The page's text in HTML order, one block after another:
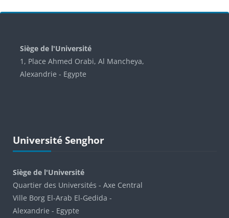
Siège de l'Université
1, Place Ahmed Orabi, Al Mancheya,
Alexandrie - Egypte
Université Senghor
Siège de l'Université
Quartier des Universités - Axe Central
Ville Borg El-Arab El-Gedida -
Alexandrie - Egypte